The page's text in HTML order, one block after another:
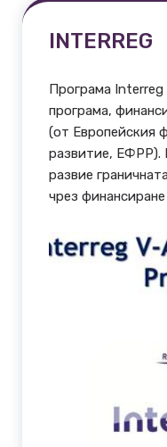
INTERREG
Програма
програма,
(от Европейския
развитие, ЕФРР).
развие
чрез